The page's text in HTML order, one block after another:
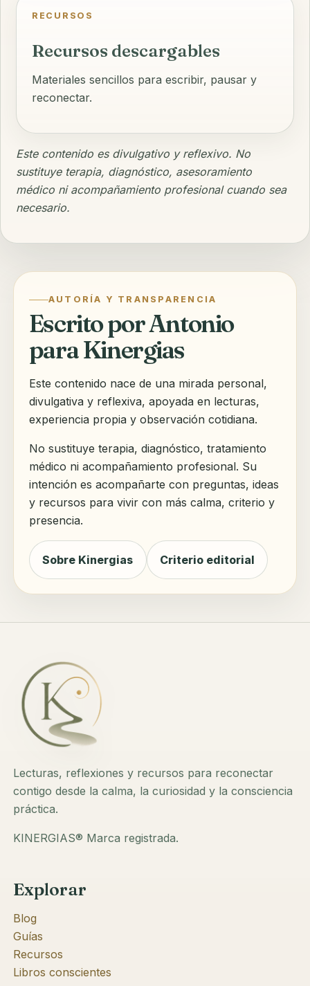
RECURSOS
Recursos descargables
Materiales sencillos para escribir, pausar y
reconectar.
Este contenido es divulgativo y reflexivo. No
sustituye terapia, diagnóstico, asesoramiento
médico ni acompañamiento profesional cuando sea
necesario.
AUTORÍA Y TRANSPARENCIA
Escrito por Antonio
para Kinergias
Este contenido nace de una mirada personal,
divulgativa y reflexiva, apoyada en lecturas,
experiencia propia y observación cotidiana.
No sustituye terapia, diagnóstico, tratamiento
médico ni acompañamiento profesional. Su
intención es acompañarte con preguntas, ideas
y recursos para vivir con más calma, criterio y
presencia.
Sobre Kinergias Criterio editorial
Lecturas, reflexiones y recursos para reconectar
contigo desde la calma, la curiosidad y la consciencia
práctica.
KINERGIAS® Marca registrada.
Explorar
Blog
Guías
Recursos
Libros conscientes